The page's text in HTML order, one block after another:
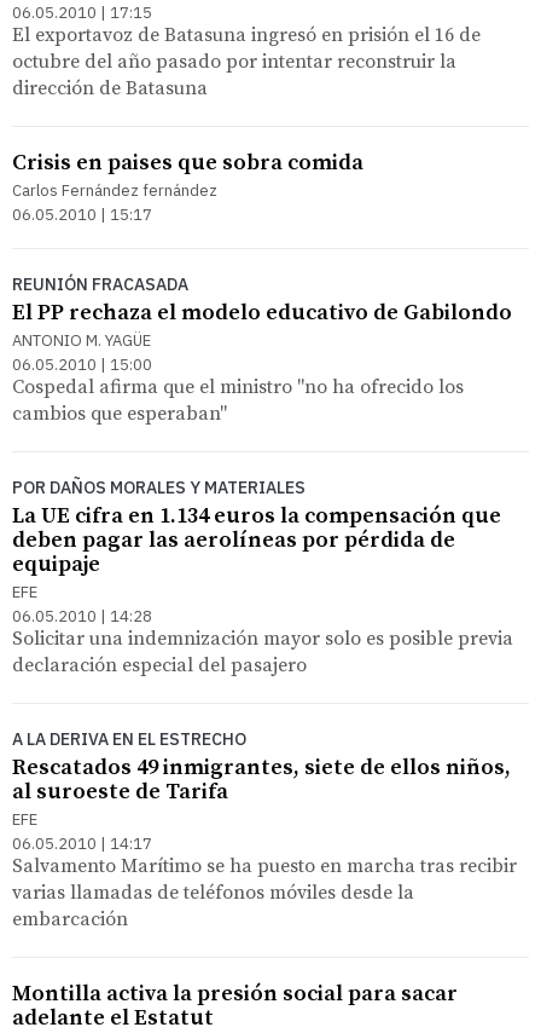
06.05.2010 | 17:15
El exportavoz de Batasuna ingresó en prisión el 16 de
octubre del año pasado por intentar reconstruir la
dirección de Batasuna
Crisis en paises que sobra comida
Carlos Fernández fernández
06.05.2010 | 15:17
REUNIÓN FRACASADA
El PP rechaza el modelo educativo de Gabilondo
ANTONIO M. YAGÜE
06.05.2010 | 15:00
Cospedal afirma que el ministro "no ha ofrecido los
cambios que esperaban"
POR DAÑOS MORALES Y MATERIALES
La UE cifra en 1.134 euros la compensación que
deben pagar las aerolíneas por pérdida de
equipaje
EFE
06.05.2010 | 14:28
Solicitar una indemnización mayor solo es posible previa
declaración especial del pasajero
A LA DERIVA EN EL ESTRECHO
Rescatados 49 inmigrantes, siete de ellos niños,
al suroeste de Tarifa
EFE
06.05.2010 | 14:17
Salvamento Marítimo se ha puesto en marcha tras recibir
varias llamadas de teléfonos móviles desde la
embarcación
Montilla activa la presión social para sacar
adelante el Estatut